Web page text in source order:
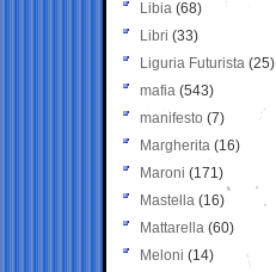
Libia (68)
Libri (33)
Liguria Futurista (25)
mafia (543)
manifesto (7)
Margherita (16)
Maroni (171)
Mastella (16)
Mattarella (60)
Meloni (14)